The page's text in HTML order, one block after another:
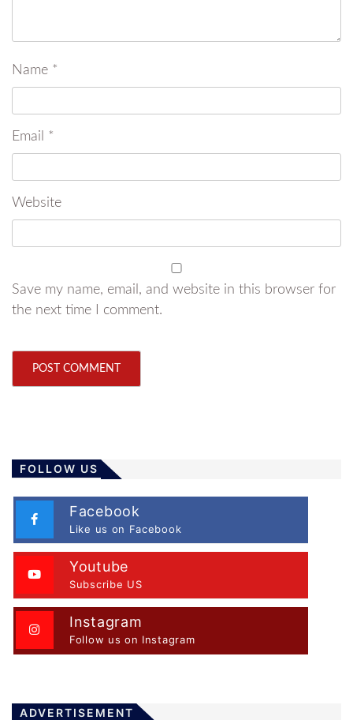
Name *
Email *
Website
Save my name, email, and website in this browser for
the next time I comment.
FOLLOW US
Facebook
Like us on Facebook
Youtube
Subscribe US
Instagram
Follow us on Instagram
ADVERTISEMENT